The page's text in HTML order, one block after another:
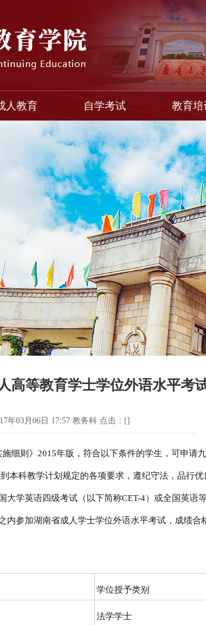
人教育 自学考试 教育培
高等教育学士学位外语水平考
年03月06日 17:57 教务科 点击：[]
则》2015年版，符合以下条件的学生，可申请
科教学计划规定的各项要求，遵纪守法，品行优
学英语四级考试（以下简称CET-4）或全国英语等
参加湖南省成人学士学位外语水平考试，成绩合
学位授予类别
法学学士